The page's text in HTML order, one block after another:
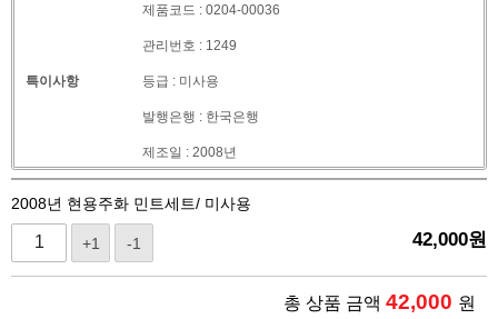
특이사항
제품코드 : 0204-00036
관리번호 : 1249
등급 : 미사용
발행은행 : 한국은행
제조일 : 2008년
2008년 현용주화 민트세트/ 미사용
+1 -1 42,000원
총 상품 금액 42,000 원